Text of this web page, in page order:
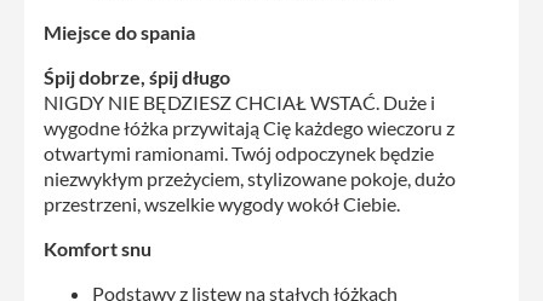
Miejsce do spania
Śpij dobrze, śpij długo
NIGDY NIE BĘDZIESZ CHCIAŁ WSTAĆ. Duże i
wygodne łóżka przywitają Cię każdego wieczoru z
otwartymi ramionami. Twój odpoczynek będzie
niezwykłym przeżyciem, stylizowane pokoje, dużo
przestrzeni, wszelkie wygody wokół Ciebie.
Komfort snu
Podstawy z listew na stałych łóżkach